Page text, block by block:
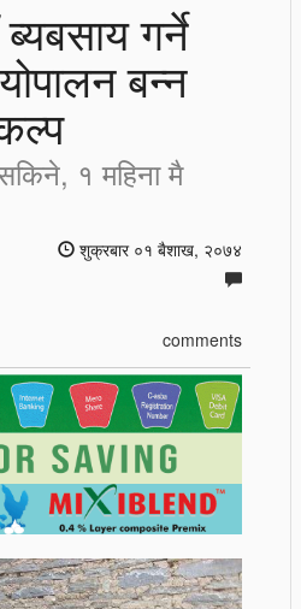
गर्ने
बन्न
१ महिना मै
शुक्रबार ०१ बैशाख, २०७४
comments